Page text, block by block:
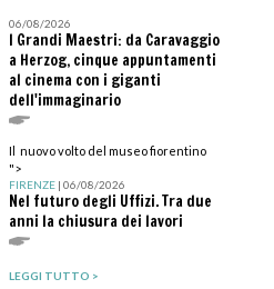
06/08/2026
I Grandi Maestri: da Caravaggio
a Herzog, cinque appuntamenti
al cinema con i giganti
dell'immaginario
Il nuovo volto del museo fiorentino
">
FIRENZE| 06/08/2026
Nel futuro degli Uffizi. Tra due
anni la chiusura dei lavori
LEGGI TUTTO >